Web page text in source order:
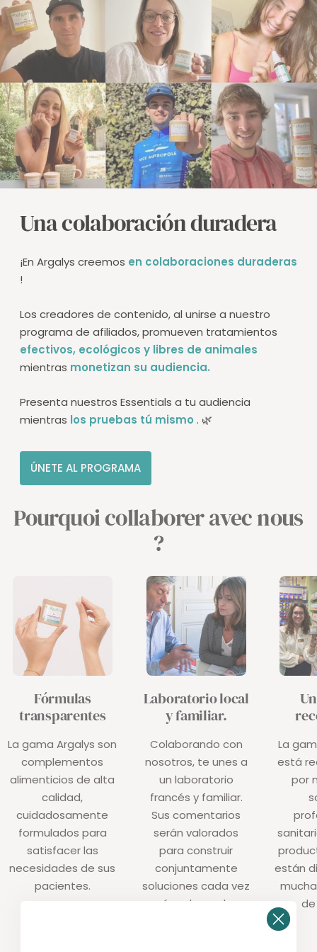
Una colaboración duradera
¡En Argalys creemos en colaboraciones duraderas
!
Los creadores de contenido, al unirse a nuestro
programa de afiliados, promueven tratamientos
efectivos, ecológicos y libres de animales
mientras monetizan su audiencia.
Presenta nuestros Essentials a tu audiencia
mientras los pruebas tú mismo . 🌿
ÚNETE AL PROGRAMA
Pourquoi collaborer avec nous
?
Fórmulas
transparentes
La gama Argalys son
complementos
alimenticios de alta
calidad,
cuidadosamente
formulados para
satisfacer las
necesidades de sus
pacientes.
Laboratorio local
y familiar.
Colaborando con
nosotros, te unes a
un laboratorio
francés y familiar.
Sus comentarios
serán valorados
para construir
conjuntamente
soluciones cada vez
más adecuadas.
La
está
por
están
de